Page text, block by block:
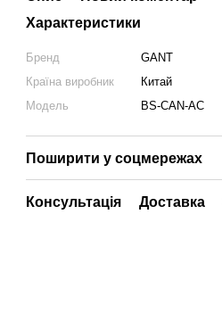
Характеристики
Бренд
GANT
Країна виробник
Китай
Модель
BS-CAN-AC
Поширити у соцмережах
Консультація Доставка